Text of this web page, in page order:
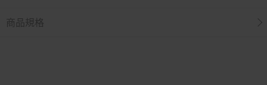
商品規格